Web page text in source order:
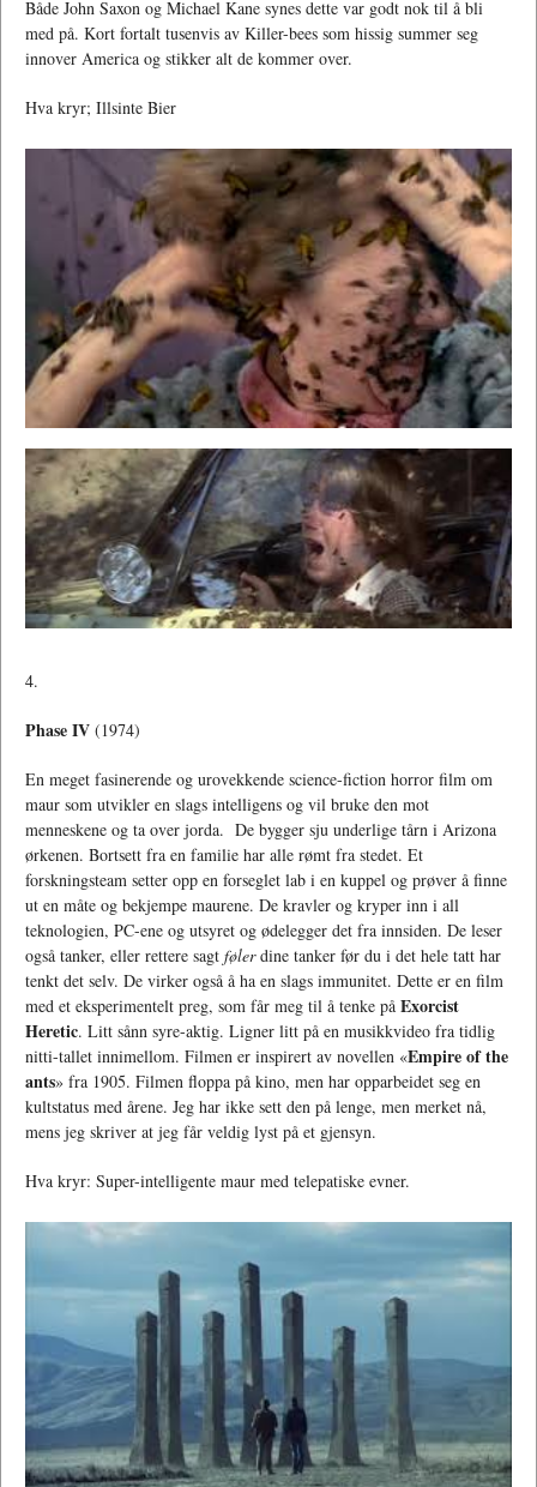
Både John Saxon og Michael Kane synes dette var godt nok til å bli
med på. Kort fortalt tusenvis av Killer-bees som hissig summer seg
innover America og stikker alt de kommer over.
Hva kryr; Illsinte Bier
4.
Phase IV (1974)
En meget fasinerende og urovekkende science-fiction horror film om
maur som utvikler en slags intelligens og vil bruke den mot
menneskene og ta over jorda. De bygger sju underlige tårn i Arizona
ørkenen. Bortsett fra en familie har alle rømt fra stedet. Et
forskningsteam setter opp en forseglet lab i en kuppel og prøver å finne
ut en måte og bekjempe maurene. De kravler og kryper inn i all
teknologien, PC-ene og utsyret og ødelegger det fra innsiden. De leser
også tanker, eller rettere sagt følerdine tanker før du i det hele tatt har
tenkt det selv. De virker også å ha en slags immunitet. Dette er en film
med et eksperimentelt preg, som får meg til å tenke på Exorcist
Heretic. Litt sånn syre-aktig. Ligner litt på en musikkvideo fra tidlig
nitti-tallet innimellom. Filmen er inspirert av novellen «Empire of the
ants» fra 1905. Filmen floppa på kino, men har opparbeidet seg en
kultstatus med årene. Jeg har ikke sett den på lenge, men merket nå,
mens jeg skriver at jeg får veldig lyst på et gjensyn.
Hva kryr: Super-intelligente maur med telepatiske evner.